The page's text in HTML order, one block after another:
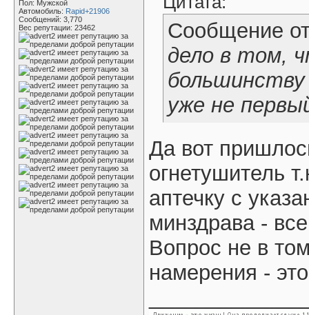
Пол: Мужской
Автомобиль: Rapid+21906
Сообщений: 3,770
Вес репутации: 23462
Сообщение
дело в том,
уже не
Да вот
огнетушитель
аптечку с
минздрава -
Вопрос не в
намерения -